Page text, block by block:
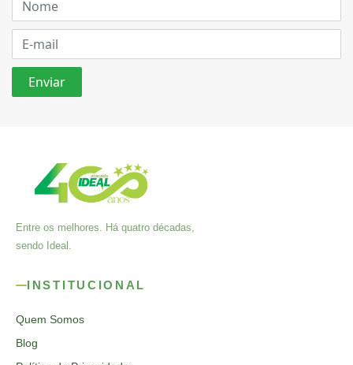
Entre os melhores. Há quatro décadas,
sendo Ideal.
INSTITUCIONAL
Quem Somos
Blog